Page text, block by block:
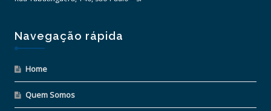
Navegação rápida
Home
Quem Somos